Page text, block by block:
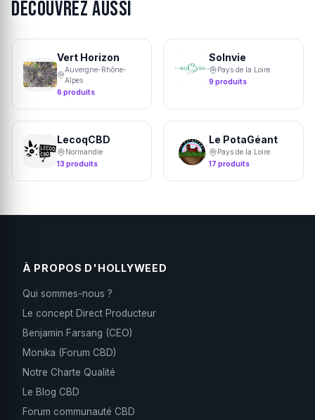
Découvrez aussi
Vert Horizon
Auvergne-Rhône-
Alpes
6 produits
Solnvie
Pays de la Loire
9 produits
LecoqCBD
Normandie
13 produits
Le PotaGéant
Pays de la Loire
17 produits
À PROPOS D'HOLLYWEED
Qui sommes-nous ?
Le concept Direct Producteur
Benjamin Farsang (CEO)
Monika (Forum CBD)
Notre Charte Qualité
Le Blog CBD
Forum communauté CBD